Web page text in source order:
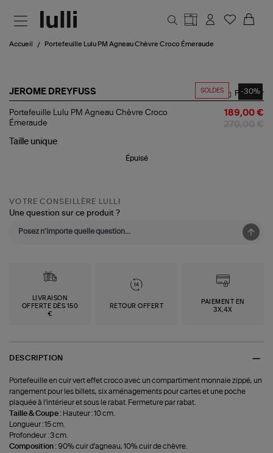
Accueil Portefeuille Lulu PM Agneau Chèvre Croco Émeraude
SOLDES -30%
JEROME DREYFUSS
Portefeuille
Lulu
Agneau
Partager
Portefeuille Lulu PM Agneau Chèvre Croco
Émeraude
189,00 €
Taille unique
Épuisé
VOTRE CONSEILLÈRE LULLI
Une question sur ce produit ?
LIVRAISON
OFFERTE DÈS 150
€
RETOUR OFFERT
PAIEMENT EN
3X,4X
DESCRIPTION
Portefeuille en cuir vert effet croco avec un compartiment monnaie zippé, un
rangement pour les billets, six aménagements pour cartes et une poche
plaquée à l'intérieur et sous le rabat. Fermeture par rabat.
Taille & Coupe : Hauteur : 10 cm.
Longueur : 15 cm.
Profondeur : 3 cm.
Composition : 90% cuir d'agneau, 10% cuir de chèvre.